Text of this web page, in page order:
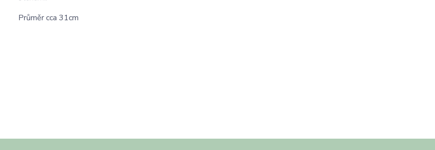
Průměr cca 31cm